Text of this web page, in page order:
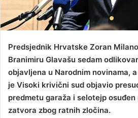
Predsjednik Hrvatske Zoran
Branimiru Glavašu sedam
objavljena u Narodnim novinama,
je Visoki krivični sud objavio
predmetu garaža i selotejp osuđen
zatvora zbog ratnih zločina.